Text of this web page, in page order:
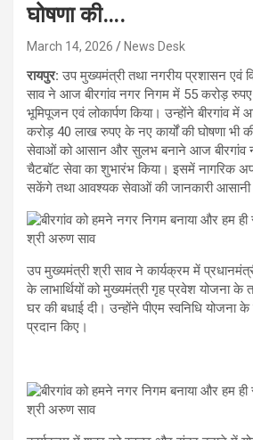
घोषणा की….
March 14, 2026 News Desk
रायपुर:उप मुख्यमंत्री तथा नगरीय प्रशासन एवं
साव ने आज बीरगांव नगर निगम में 55 करोड़ रुपए
भूमिपूजन एवं लोकार्पण किया। उन्होंने बीरगांव में
करोड़ 40 लाख रुपए के नए कार्यों की घोषणा भी
सेवाओं को आसान और सुलभ बनाने आज बीरगांव
चैटबॉट सेवा का शुभारंभ किया। इसमें नागरिक
सकेंगे तथा आवश्यक सेवाओं की जानकारी
उप मुख्यमंत्री श्री साव ने कार्यक्रम में
के लाभार्थियों को मुख्यमंत्री गृह प्रवेश योजना
घर की बधाई दी। उन्होंने पीएम स्वनिधि योजना के
प्रदान किए।